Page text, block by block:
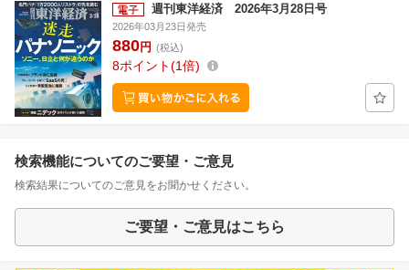
週刊東洋経済 2026年3月28日号
2026年03月23日発売
880円 (税込)
8ポイント 1倍
検索機能についてのご要望・ご意見
検索結果についてのご意見をお聞かせください。
ご要望・ご意見はこちら